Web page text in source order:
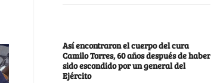
Así encontraron el cuerpo del cura
Camilo Torres, 60 años después de haber
sido escondido por un general del
Ejército